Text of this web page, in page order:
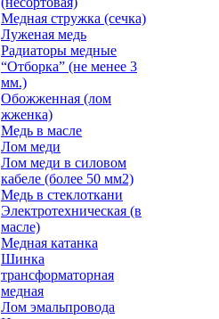
Медная стружка (сечка)
Луженая медь
Радиаторы медные
“Отборка” (не менее 3
мм.)
Обожженная (лом
жженка)
Медь в масле
Лом меди
Лом меди в силовом
кабеле (более 50 мм2)
Медь в стеклоткани
Электротехническая (в
масле)
Медная катанка
Шинка
трансформаторная
медная
Лом эмальпровода